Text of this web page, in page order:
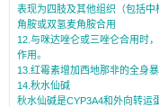
表现为四肢及其他组织（包括
角胺或双氢麦角胺合用
12.与咪达唑仑或三唑仑合用时
作用。
13.红霉素增加西地那非的全身
14.秋水仙碱
秋水仙碱是CYP3A4和外向转运